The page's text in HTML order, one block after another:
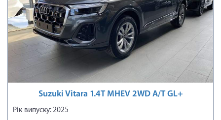
Suzuki Vitara 1.4T MHEV 2WD A/T GL+
Рік випуску: 2025